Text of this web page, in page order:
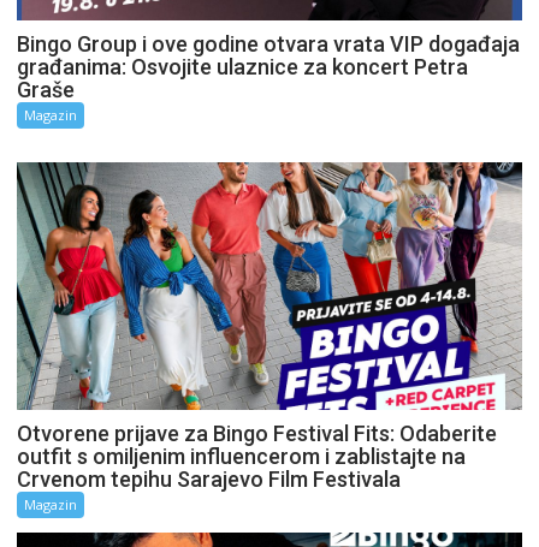
Bingo Group i ove godine otvara vrata VIP događaja
građanima: Osvojite ulaznice za koncert Petra
Graše
Magazin
Otvorene prijave za Bingo Festival Fits: Odaberite
outfit s omiljenim influencerom i zablistajte na
Crvenom tepihu Sarajevo Film Festivala
Magazin